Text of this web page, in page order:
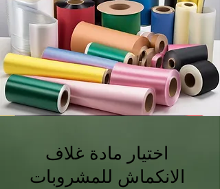
اختيار مادة غلاف
الانكماش للمشروبات